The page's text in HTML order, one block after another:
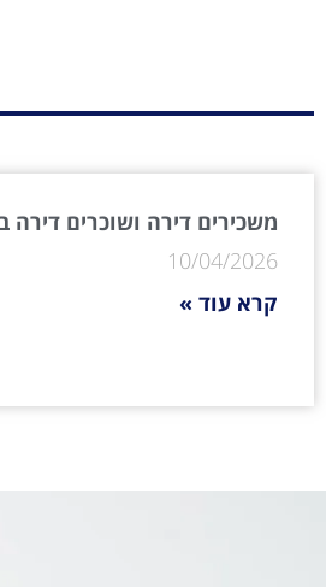
משכירים דירה ושוכרים דירה
10/04/2026
קרא עוד »